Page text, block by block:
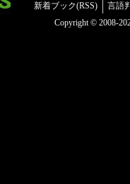
新着ブック(RSS)
言語
Copyright © 2008-